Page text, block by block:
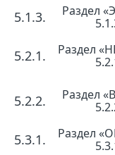
5.1.3.
Раздел
5.2.1.
Раздел
5.2.2.
Раздел
5.3.1.
Раздел